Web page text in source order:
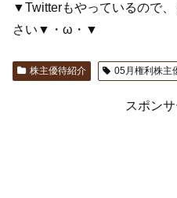
▼Twitterもやっているので
さい▼・ω・▼
株主優待紹介 05月権利株主
スポン